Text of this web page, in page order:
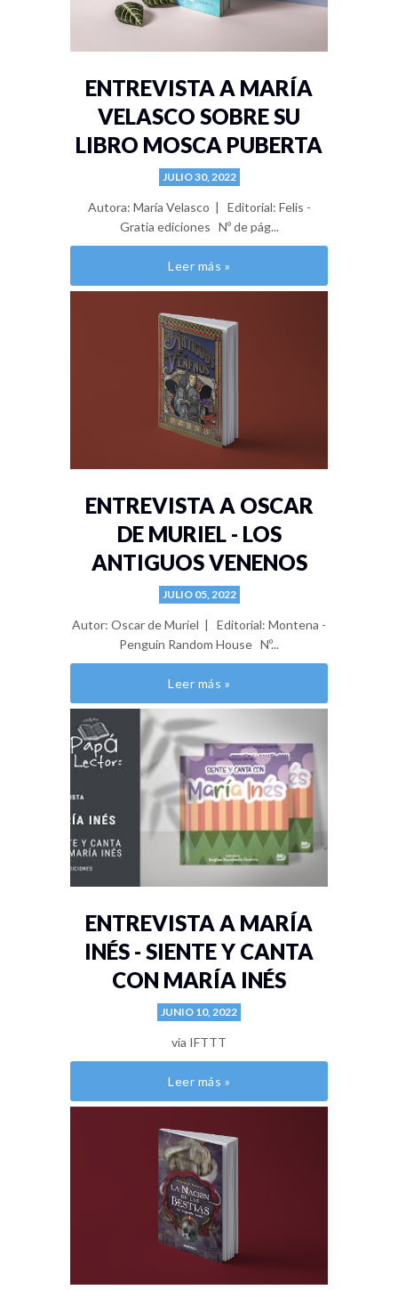
ENTREVISTA A MARÍA
VELASCO SOBRE SU
LIBRO MOSCA PUBERTA
JULIO 30, 2022
Autora: María Velasco | Editorial: Felis -
Gratia ediciones Nº de pág...
Leer más »
ENTREVISTA A OSCAR
DE MURIEL - LOS
ANTIGUOS VENENOS
JULIO 05, 2022
Autor: Oscar de Muriel | Editorial: Montena -
Penguin Random House Nº...
Leer más »
ENTREVISTA A MARÍA
INÉS - SIENTE Y CANTA
CON MARÍA INÉS
JUNIO 10, 2022
via IFTTT
Leer más »